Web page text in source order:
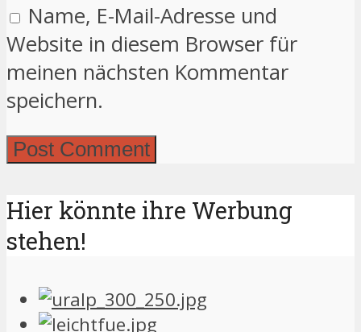
Name, E-Mail-Adresse und
Website in diesem Browser für
meinen nächsten Kommentar
speichern.
Hier könnte ihre Werbung
stehen!